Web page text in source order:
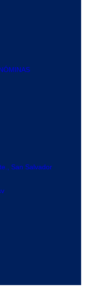
San Salvador